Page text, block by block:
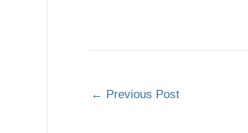
← Previous Post